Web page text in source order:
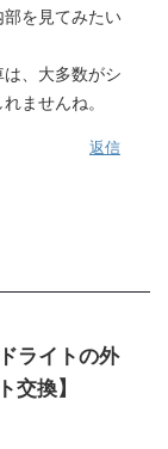
を見てみたい
、大多数がシ
ませんね。
返信
ライトの外
交換】